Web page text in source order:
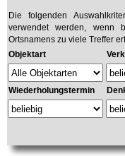
Die folgenden
verwendet werden, wenn
Ortsnamens zu viele Treffer
Objektart
Wiederholungstermin